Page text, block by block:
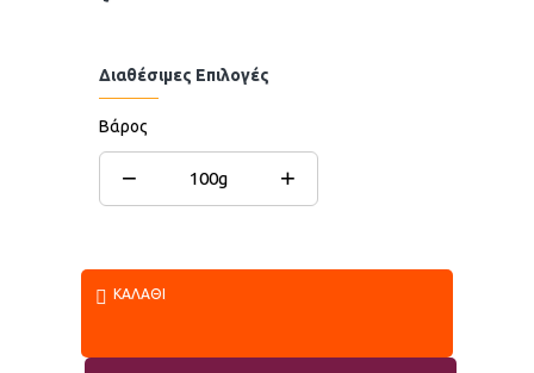
Διαθέσιμες Επιλογές
Βάρος
− 100g +
ΚΑΛΆΘΙ